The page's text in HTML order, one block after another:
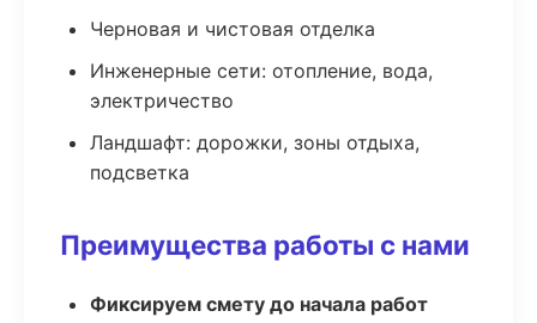
Черновая и чистовая отделка
Инженерные сети: отопление, вода,
электричество
Ландшафт: дорожки, зоны отдыха,
подсветка
Преимущества работы с нами
Фиксируем смету до начала работ